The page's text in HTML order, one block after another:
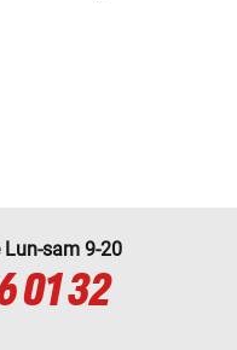
sam 9-20
01 32